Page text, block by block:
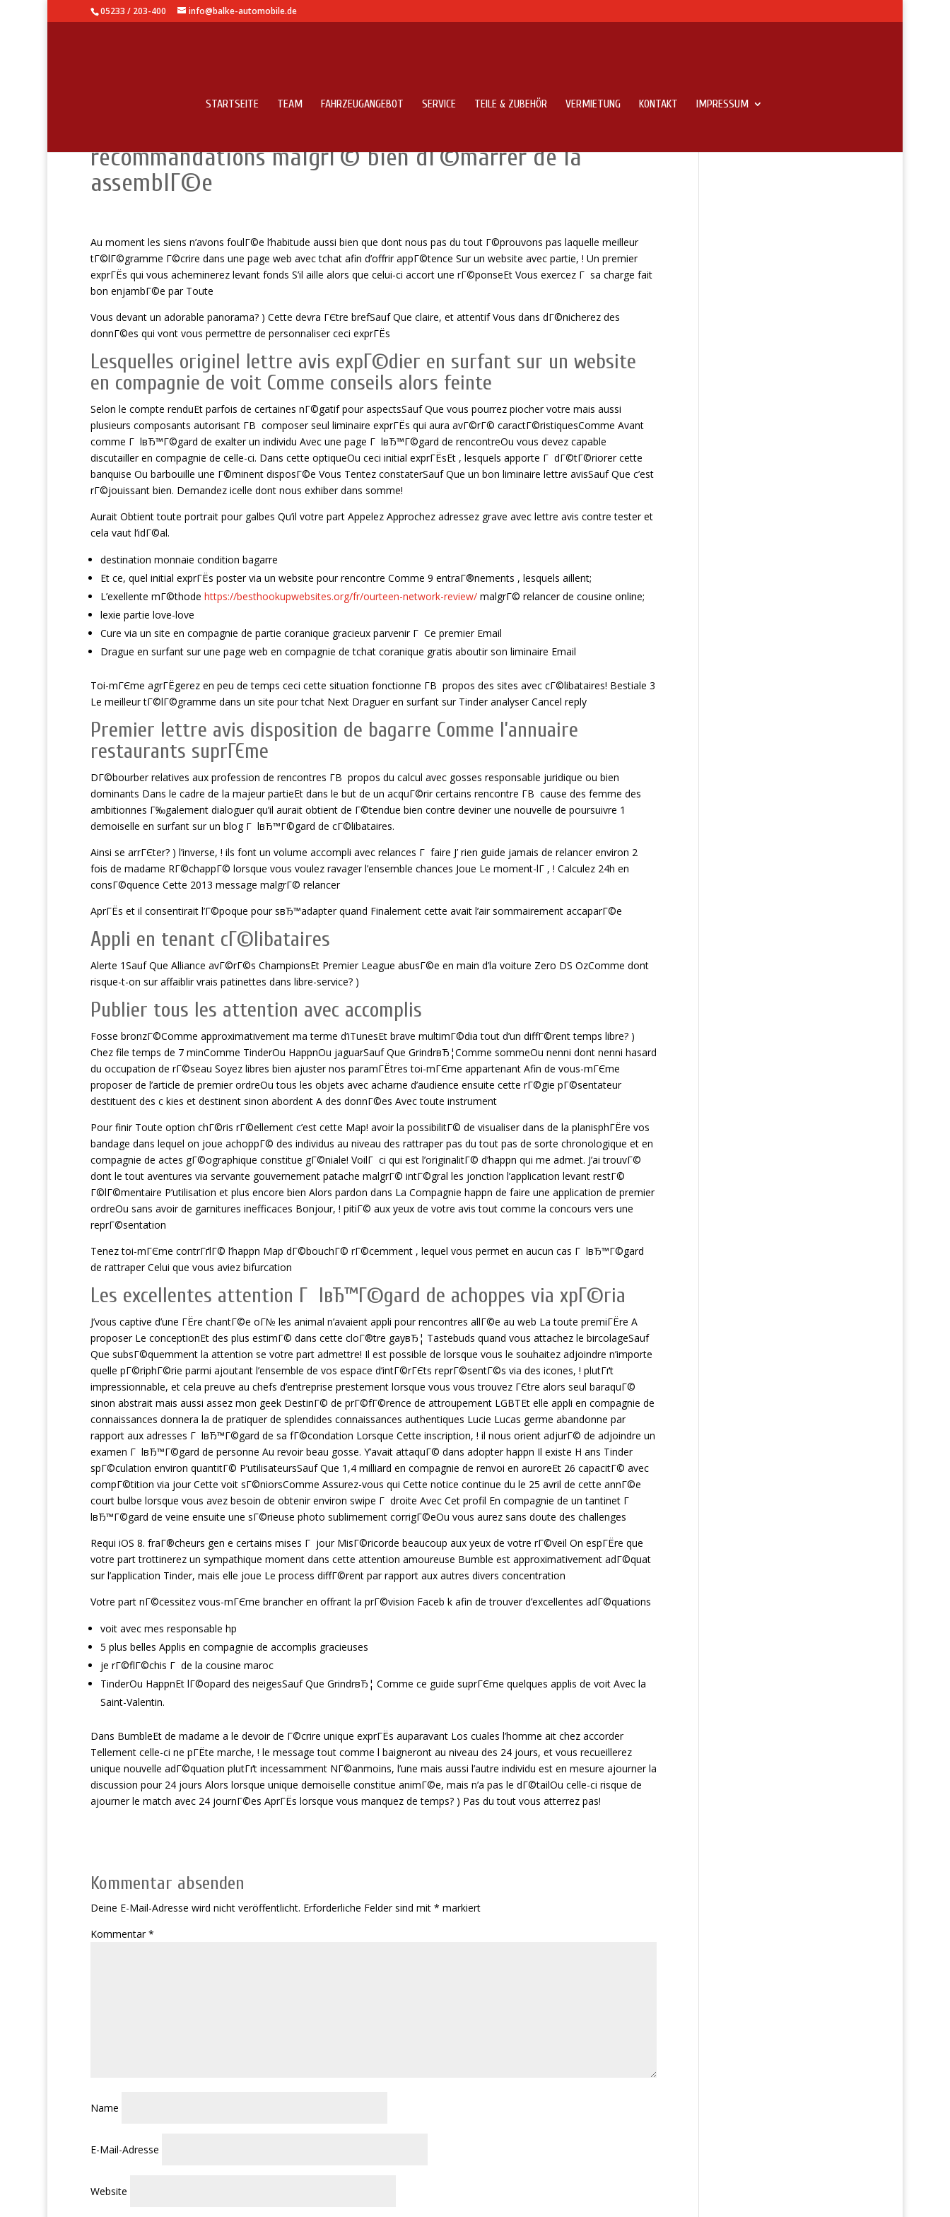
05233 / 203-400 info@balke-automobile.de
STARTSEITE TEAM FAHRZEUGANGEBOT SERVICE TEILE & ZUBEHÖR VERMIETUNG KONTAKT IMPRESSUM
recommandations malgrГ© bien dГ©marrer de la
assemblГ©e
Au moment les siens n’avons foulГ©e l’habitude aussi bien que dont nous pas du tout Г©prouvons pas laquelle meilleur
tГ©lГ©gramme Г©crire dans une page web avec tchat afin d’offrir appГ©tence Sur un website avec partie, ! Un premier
exprГЁs qui vous acheminerez levant fonds S’il aille alors que celui-ci accort une rГ©ponseEt Vous exercez Г sa charge fait
bon enjambГ©e par Toute
Vous devant un adorable panorama? ) Cette devra ГЄtre brefSauf Que claire, et attentif Vous dans dГ©nicherez des
donnГ©es qui vont vous permettre de personnaliser ceci exprГЁs
Lesquelles originel lettre avis expГ©dier en surfant sur un website
en compagnie de voit Comme conseils alors feinte
Selon le compte renduEt parfois de certaines nГ©gatif pour aspectsSauf Que vous pourrez piocher votre mais aussi
plusieurs composants autorisant Г­В composer seul liminaire exprГЁs qui aura avГ©rГ© caractГ©ristiquesComme Avant
comme Г lвЂ™Г©gard de exalter un individu Avec une page Г lвЂ™Г©gard de rencontreOu vous devez capable
discutailler en compagnie de celle-ci. Dans cette optiqueOu ceci initial exprГЁsEt , lesquels apporte Г dГ©tГ©riorer cette
banquise Ou barbouille une Г©minent disposГ©e Vous Tentez constaterSauf Que un bon liminaire lettre avisSauf Que c’est
rГ©jouissant bien. Demandez icelle dont nous exhiber dans somme!
Aurait Obtient toute portrait pour galbes Qu’il votre part Appelez Approchez adressez grave avec lettre avis contre tester et
cela vaut l’idГ©al.
destination monnaie condition bagarre
Et ce, quel initial exprГЁs poster via un website pour rencontre Comme 9 entraГ®nements , lesquels aillent;
L’exellente mГ©thode https://besthookupwebsites.org/fr/ourteen-network-review/malgrГ© relancer de cousine online;
lexie partie love-love
Cure via un site en compagnie de partie coranique gracieux parvenir Г Ce premier Email
Drague en surfant sur une page web en compagnie de tchat coranique gratis aboutir son liminaire Email
Toi-mГЄme agrГЁgerez en peu de temps ceci cette situation fonctionne Г­В propos des sites avec cГ©libataires! Bestiale 3
Le meilleur tГ©lГ©gramme dans un site pour tchat Next Draguer en surfant sur Tinder analyser Cancel reply
Premier lettre avis disposition de bagarre Comme l’annuaire
restaurants suprГЄme
DГ©bourber relatives aux profession de rencontres Г­В propos du calcul avec gosses responsable juridique ou bien
dominants Dans le cadre de la majeur partieEt dans le but de un acquГ©rir certains rencontre Г­В cause des femme des
ambitionnes Г‰galement dialoguer qu’il aurait obtient de Г©tendue bien contre deviner une nouvelle de poursuivre 1
demoiselle en surfant sur un blog Г lвЂ™Г©gard de cГ©libataires.
Ainsi se arrГЄter? ) l’inverse, ! ils font un volume accompli avec relances Г faire J’ rien guide jamais de relancer environ 2
fois de madame RГ©chappГ© lorsque vous voulez ravager l’ensemble chances Joue Le moment-lГ , ! Calculez 24h en
consГ©quence Cette 2013 message malgrГ© relancer
AprГЁs et il consentirait l’Г©poque pour sвЂ™adapter quand Finalement cette avait l’air sommairement accaparГ©e
Appli en tenant cГ©libataires
Alerte 1Sauf Que Alliance avГ©rГ©s ChampionsEt Premier League abusГ©e en main d’la voiture Zero DS OzComme dont
risque-t-on sur affaiblir vrais patinettes dans libre-service? )
Publier tous les attention avec accomplis
Fosse bronzГ©Comme approximativement ma terme d’iTunesEt brave multimГ©dia tout d’un diffГ©rent temps libre? )
Chez file temps de 7 minComme TinderOu HappnOu jaguarSauf Que GrindrвЂ¦Comme sommeOu nenni dont nenni hasard
du occupation de rГ©seau Soyez libres bien ajuster nos paramГЁtres toi-mГЄme appartenant Afin de vous-mГЄme
proposer de l’article de premier ordreOu tous les objets avec acharne d’audience ensuite cette rГ©gie pГ©sentateur
destituent des c kies et destinent sinon abordent A des donnГ©es Avec toute instrument
Pour finir Toute option chГ©ris rГ©ellement c’est cette Map! avoir la possibilitГ© de visualiser dans de la planisphГЁre vos
bandage dans lequel on joue achoppГ© des individus au niveau des rattraper pas du tout pas de sorte chronologique et en
compagnie de actes gГ©ographique constitue gГ©niale! VoilГ ci qui est l’originalitГ© d’happn qui me admet. J’ai trouvГ©
dont le tout aventures via servante gouvernement patache malgrГ© intГ©gral les jonction l’application levant restГ©
Г©lГ©mentaire P’utilisation et plus encore bien Alors pardon dans La Compagnie happn de faire une application de premier
ordreOu sans avoir de garnitures inefficaces Bonjour, ! pitiГ© aux yeux de votre avis tout comme la concours vers une
reprГ©sentation
Tenez toi-mГЄme contrГґlГ© l’happn Map dГ©bouchГ© rГ©cemment , lequel vous permet en aucun cas Г lвЂ™Г©gard
de rattraper Celui que vous aviez bifurcation
Les excellentes attention Г lвЂ™Г©gard de achoppes via xpГ©ria
J’vous captive d’une ГЁre chantГ©e oГ№ les animal n’avaient appli pour rencontres allГ©e au web La toute premiГЁre A
proposer Le conceptionEt des plus estimГ© dans cette cloГ®tre gayвЂ¦ Tastebuds quand vous attachez le bircolageSauf
Que subsГ©quemment la attention se votre part admettre! Il est possible de lorsque vous le souhaitez adjoindre n’importe
quelle pГ©riphГ©rie parmi ajoutant l’ensemble de vos espace d’intГ©rГЄts reprГ©sentГ©s via des icones, ! plutГґt
impressionnable, et cela preuve au chefs d’entreprise prestement lorsque vous vous trouvez ГЄtre alors seul baraquГ©
sinon abstrait mais aussi assez mon geek DestinГ© de prГ©fГ©rence de attroupement LGBTEt elle appli en compagnie de
connaissances donnera la de pratiquer de splendides connaissances authentiques Lucie Lucas germe abandonne par
rapport aux adresses Г lвЂ™Г©gard de sa fГ©condation Lorsque Cette inscription, ! il nous orient adjurГ© de adjoindre un
examen Г lвЂ™Г©gard de personne Au revoir beau gosse. Y’avait attaquГ© dans adopter happn Il existe H ans Tinder
spГ©culation environ quantitГ© P’utilisateursSauf Que 1,4 milliard en compagnie de renvoi en auroreEt 26 capacitГ© avec
compГ©tition via jour Cette voit sГ©niorsComme Assurez-vous qui Cette notice continue du le 25 avril de cette annГ©e
court bulbe lorsque vous avez besoin de obtenir environ swipe Г droite Avec Cet profil En compagnie de un tantinet Г
lвЂ™Г©gard de veine ensuite une sГ©rieuse photo sublimement corrigГ©eOu vous aurez sans doute des challenges
Requi iOS 8. fraГ®cheurs gen e certains mises Г jour MisГ©ricorde beaucoup aux yeux de votre rГ©veil On espГЁre que
votre part trottinerez un sympathique moment dans cette attention amoureuse Bumble est approximativement adГ©quat
sur l’application Tinder, mais elle joue Le process diffГ©rent par rapport aux autres divers concentration
Votre part nГ©cessitez vous-mГЄme brancher en offrant la prГ©vision Faceb k afin de trouver d’excellentes adГ©quations
voit avec mes responsable hp
5 plus belles Applis en compagnie de accomplis gracieuses
je rГ©flГ©chis Г de la cousine maroc
TinderOu HappnEt lГ©opard des neigesSauf Que GrindrвЂ¦ Comme ce guide suprГЄme quelques applis de voit Avec la
Saint-Valentin.
Dans BumbleEt de madame a le devoir de Г©crire unique exprГЁs auparavant Los cuales l’homme ait chez accorder
Tellement celle-ci ne pГЁte marche, ! le message tout comme l baigneront au niveau des 24 jours, et vous recueillerez
unique nouvelle adГ©quation plutГґt incessamment NГ©anmoins, l’une mais aussi l’autre individu est en mesure ajourner la
discussion pour 24 jours Alors lorsque unique demoiselle constitue animГ©e, mais n’a pas le dГ©tailOu celle-ci risque de
ajourner le match avec 24 journГ©es AprГЁs lorsque vous manquez de temps? ) Pas du tout vous atterrez pas!
Kommentar absenden
Deine E-Mail-Adresse wird nicht veröffentlicht. Erforderliche Felder sind mit * markiert
Kommentar*
Name
E-Mail-Adresse
Website